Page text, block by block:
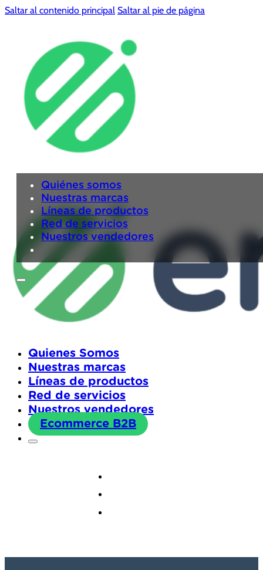
Saltar al contenido principal Saltar al pie de página
Quiénes somos
Nuestras marcas
Líneas de productos
Red de servicios
Nuestros vendedores
Quienes Somos
Nuestras marcas
Líneas de productos
Red de servicios
Nuestros vendedores
Ecommerce B2B